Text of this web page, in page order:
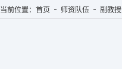
当前位置：首页 师资队伍 副教授